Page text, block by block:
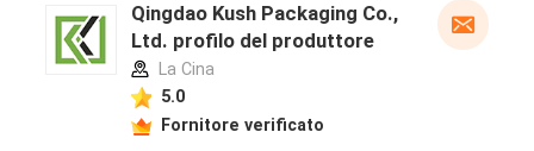
Qingdao Kush Packaging Co.,
Ltd. profilo del produttore
La Cina
5.0
Fornitore verificato